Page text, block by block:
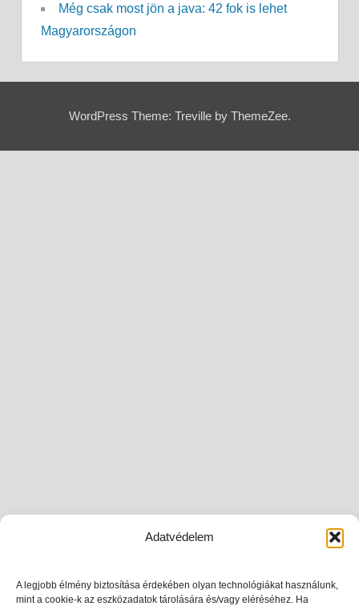
Adatvédelem
A legjobb élmény biztosítása érdekében olyan technológiákat használunk,
mint a cookie-k az eszközadatok tárolására és/vagy eléréséhez. Ha
Még csak most jön a java: 42 fok is lehet
Magyarországon
WordPress Theme: Treville by ThemeZee.